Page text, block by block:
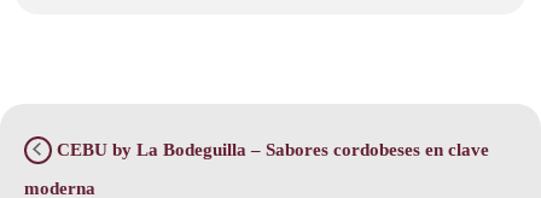
CEBU by La Bodeguilla – Sabores cordobeses en clave
moderna